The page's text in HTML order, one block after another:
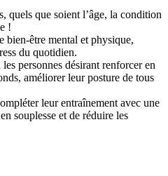
quels que soient l’âge, la condition
!
bien-être mental et physique,
du quotidien.
personnes désirant renforcer en
améliorer leur posture de tous
leur entraînement avec une
souplesse et de réduire les